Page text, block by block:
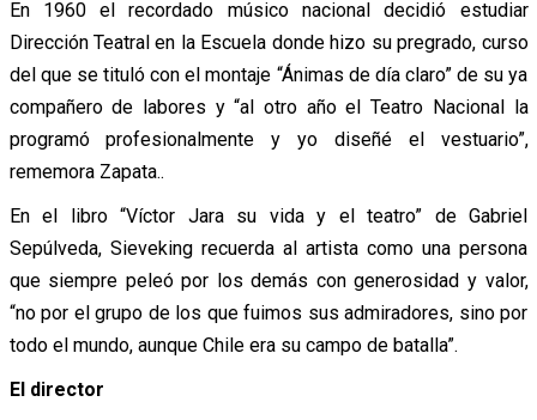
En 1960 el recordado músico nacional decidió estudiar
Dirección Teatral en la Escuela donde hizo su pregrado, curso
del que se tituló con el montaje “Ánimas de día claro” de su ya
compañero de labores y “al otro año el Teatro Nacional la
programó profesionalmente y yo diseñé el vestuario”,
rememora Zapata..
En el libro “Víctor Jara su vida y el teatro” de Gabriel
Sepúlveda, Sieveking recuerda al artista como una persona
que siempre peleó por los demás con generosidad y valor,
“no por el grupo de los que fuimos sus admiradores, sino por
todo el mundo, aunque Chile era su campo de batalla”.
El director